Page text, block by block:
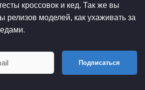
кроссовок и кед. Так же вы
релизов моделей, как ухаживать за
Подписаться